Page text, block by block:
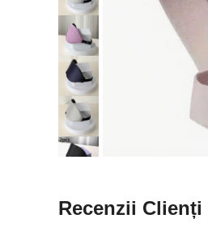
Recenzii Clienți